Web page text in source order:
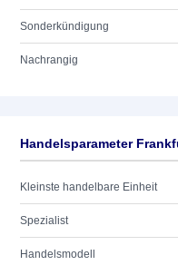
Sonderkündigung
Nachrangig
Handelsparameter
Kleinste handelbare Einheit
Spezialist
Handelsmodell